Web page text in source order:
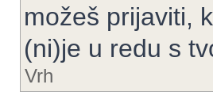
možeš prijaviti,
(ni)je u redu s
Vrh